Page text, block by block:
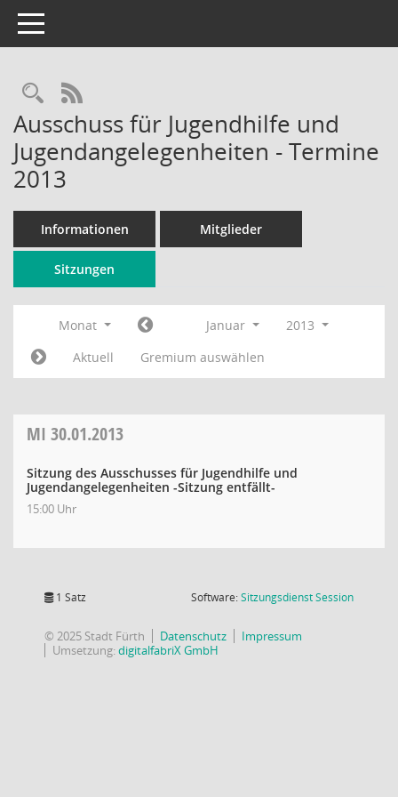
Toggle navigation
Rechercheauswahl
RSS-Feed
Ausschuss für Jugendhilfe und
Jugendangelegenheiten - Termine
2013
Informationen Mitglieder
Sitzungen
Monat Januar
2013
Aktuell
Gremium auswählen
MI 30.01.2013
Sitzung des Ausschusses für Jugendhilfe und
Jugendangelegenheiten -Sitzung entfällt-
15:00 Uhr
1 Satz Software:SitzungsdienstSession(Wird in
© 2025 Stadt Fürth Datenschutz
Impressum
Umsetzung:digitalfabriX GmbH